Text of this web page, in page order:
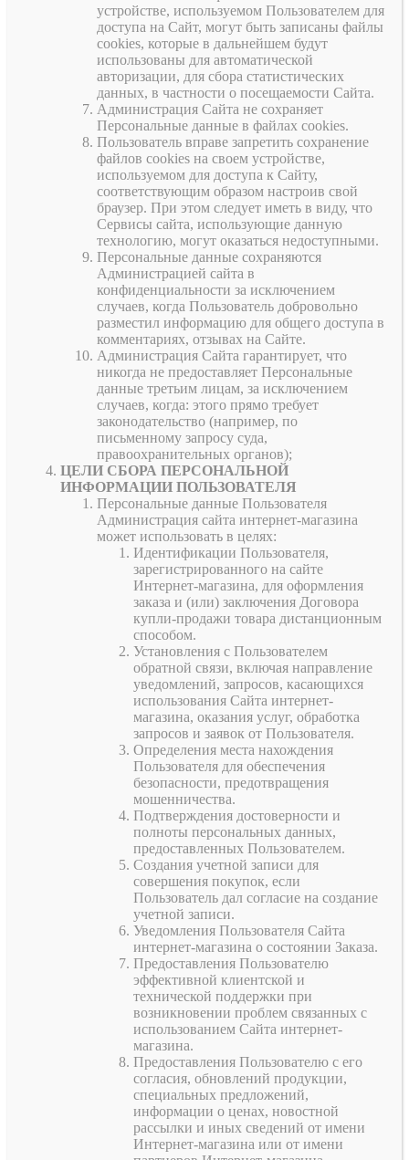
устройстве, используемом Пользователем для
доступа на Сайт, могут быть записаны файлы
cookies, которые в дальнейшем будут
использованы для автоматической
авторизации, для сбора статистических
данных, в частности о посещаемости Сайта.
Администрация Сайта не сохраняет
Персональные данные в файлах cookies.
Пользователь вправе запретить сохранение
файлов cookies на своем устройстве,
используемом для доступа к Сайту,
соответствующим образом настроив свой
браузер. При этом следует иметь в виду, что
Сервисы сайта, использующие данную
технологию, могут оказаться недоступными.
Персональные данные сохраняются
Администрацией сайта в
конфиденциальности за исключением
случаев, когда Пользователь добровольно
разместил информацию для общего доступа в
комментариях, отзывах на Сайте.
Администрация Сайта гарантирует, что
никогда не предоставляет Персональные
данные третьим лицам, за исключением
случаев, когда: этого прямо требует
законодательство (например, по
письменному запросу суда,
правоохранительных органов);
ЦЕЛИ СБОРА ПЕРСОНАЛЬНОЙ
ИНФОРМАЦИИ ПОЛЬЗОВАТЕЛЯ
Персональные данные Пользователя
Администрация сайта интернет-магазина
может использовать в целях:
Идентификации Пользователя,
зарегистрированного на сайте
Интернет-магазина, для оформления
заказа и (или) заключения Договора
купли-продажи товара дистанционным
способом.
Установления с Пользователем
обратной связи, включая направление
уведомлений, запросов, касающихся
использования Сайта интернет-
магазина, оказания услуг, обработка
запросов и заявок от Пользователя.
Определения места нахождения
Пользователя для обеспечения
безопасности, предотвращения
мошенничества.
Подтверждения достоверности и
полноты персональных данных,
предоставленных Пользователем.
Создания учетной записи для
совершения покупок, если
Пользователь дал согласие на создание
учетной записи.
Уведомления Пользователя Сайта
интернет-магазина о состоянии Заказа.
Предоставления Пользователю
эффективной клиентской и
технической поддержки при
возникновении проблем связанных с
использованием Сайта интернет-
магазина.
Предоставления Пользователю с его
согласия, обновлений продукции,
специальных предложений,
информации о ценах, новостной
рассылки и иных сведений от имени
Интернет-магазина или от имени